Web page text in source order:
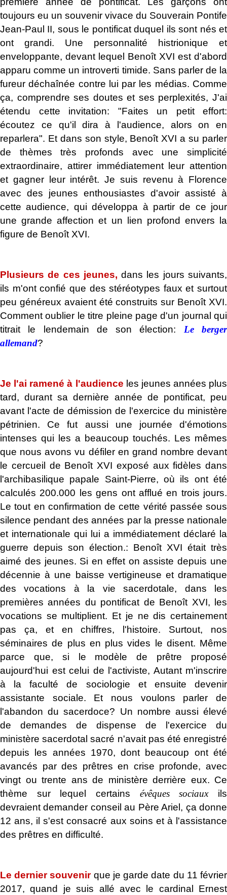
toujours eu un souvenir vivace du Souverain Pontife
Jean-Paul II, sous le pontificat duquel ils sont nés et
ont grandi. Une personnalité histrionique et
enveloppante, devant lequel Benoît XVI est d'abord
apparu comme un introverti timide. Sans parler de la
fureur déchaînée contre lui par les médias. Comme
ça, comprendre ses doutes et ses perplexités, J'ai
étendu cette invitation: "Faites un petit effort:
écoutez ce qu'il dira à l'audience, alors on en
reparlera". Et dans son style, Benoît XVI a su parler
de thèmes très profonds avec une simplicité
extraordinaire, attirer immédiatement leur attention
et gagner leur intérêt. Je suis revenu à Florence
avec des jeunes enthousiastes d'avoir assisté à
cette audience, qui développa à partir de ce jour
une grande affection et un lien profond envers la
figure de Benoît XVI.
Plusieurs de ces jeunes, dans les jours suivants,
ils m'ont confié que des stéréotypes faux et surtout
peu généreux avaient été construits sur Benoît XVI.
Comment oublier le titre pleine page d'un journal qui
titrait le lendemain de son élection: Le berger
allemand?
Je l'ai ramené à l'audience les jeunes années plus
tard, durant sa dernière année de pontificat, peu
avant l'acte de démission de l'exercice du ministère
pétrinien. Ce fut aussi une journée d'émotions
intenses qui les a beaucoup touchés. Les mêmes
que nous avons vu défiler en grand nombre devant
le cercueil de Benoît XVI exposé aux fidèles dans
l'archibasilique papale Saint-Pierre, où ils ont été
calculés 200.000 les gens ont afflué en trois jours.
Le tout en confirmation de cette vérité passée sous
silence pendant des années par la presse nationale
et internationale qui lui a immédiatement déclaré la
guerre depuis son élection.: Benoît XVI était très
aimé des jeunes. Si en effet on assiste depuis une
décennie à une baisse vertigineuse et dramatique
des vocations à la vie sacerdotale, dans les
premières années du pontificat de Benoît XVI, les
vocations se multiplient. Et je ne dis certainement
pas ça, et en chiffres, l'histoire. Surtout, nos
séminaires de plus en plus vides le disent. Même
parce que, si le modèle de prêtre proposé
aujourd'hui est celui de l'activiste, Autant m'inscrire
à la faculté de sociologie et ensuite devenir
assistante sociale. Et nous voulons parler de
l'abandon du sacerdoce? Un nombre aussi élevé
de demandes de dispense de l'exercice du
ministère sacerdotal sacré n'avait pas été enregistré
depuis les années 1970, dont beaucoup ont été
avancés par des prêtres en crise profonde, avec
vingt ou trente ans de ministère derrière eux. Ce
thème sur lequel certains évêques sociauxils
devraient demander conseil au Père Ariel, ça donne
12 ans, il s'est consacré aux soins et à l'assistance
des prêtres en difficulté.
Le dernier souvenirque je garde date du 11 février
2017, quand je suis allé avec le cardinal Ernest